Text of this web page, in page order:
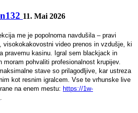
11. Mai 2026
me je popolnoma navdušila – pravi
visokokakovostni video prenos in vzdušje, ki
pravemu kasinu. Igral sem blackjack in
moram pohvaliti profesionalnost krupijev.
stave so prilagodljive, kar ustreza
kot resnim igralcem. Vse te vrhunske live
na enem mestu: https://1w-
.